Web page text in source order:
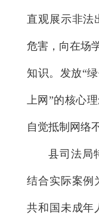
直观展示非法
危害，向在场
知识。发放“
上网”的核心
自觉抵制网络
县司法局
结合实际案例
共和国未成年